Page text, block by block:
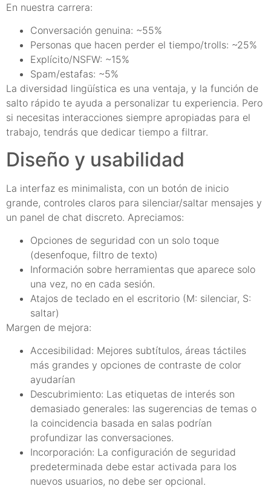
En nuestra carrera:
Conversación genuina: ~55%
Personas que hacen perder el tiempo/trolls: ~25%
Explícito/NSFW: ~15%
Spam/estafas: ~5%
La diversidad lingüística es una ventaja, y la función de
salto rápido te ayuda a personalizar tu experiencia. Pero
si necesitas interacciones siempre apropiadas para el
trabajo, tendrás que dedicar tiempo a filtrar.
Diseño y usabilidad
La interfaz es minimalista, con un botón de inicio
grande, controles claros para silenciar/saltar mensajes y
un panel de chat discreto. Apreciamos:
Opciones de seguridad con un solo toque
(desenfoque, filtro de texto)
Información sobre herramientas que aparece solo
una vez, no en cada sesión.
Atajos de teclado en el escritorio (M: silenciar, S:
saltar)
Margen de mejora:
Accesibilidad: Mejores subtítulos, áreas táctiles
más grandes y opciones de contraste de color
ayudarían
Descubrimiento: Las etiquetas de interés son
demasiado generales: las sugerencias de temas o
la coincidencia basada en salas podrían
profundizar las conversaciones.
Incorporación: La configuración de seguridad
predeterminada debe estar activada para los
nuevos usuarios, no debe ser opcional.